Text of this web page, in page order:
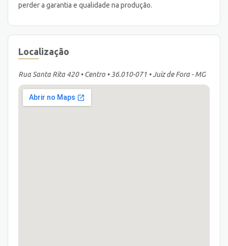
perder a garantia e qualidade na produção.
Localização
Rua Santa Rita 420 • Centro • 36.010-071 • Juiz de Fora - MG